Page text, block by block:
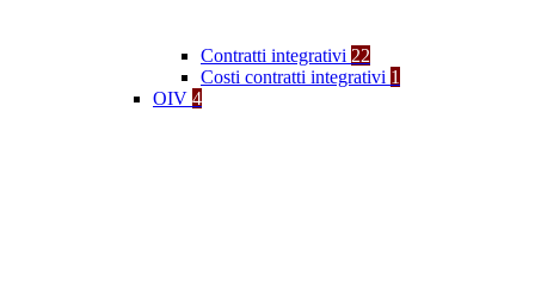
Contratti integrativi 22
Costi contratti integrativi 1
OIV 4